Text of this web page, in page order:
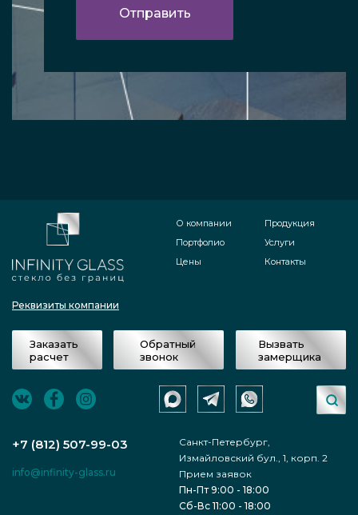
Реквизиты компании
О компании
Портфолио
Цены
Продукция
Услуги
Контакты
Заказать
расчет
Обратный
звонок
Вызвать
замерщика
+7 (812) 507-99-03
Санкт-Петербург,
Измайловский бул., 1, корп. 2
info@infinity-glass.ru
Прием заявок
Пн-Пт 9:00 - 18:00
Сб-Вс 11:00 - 18:00